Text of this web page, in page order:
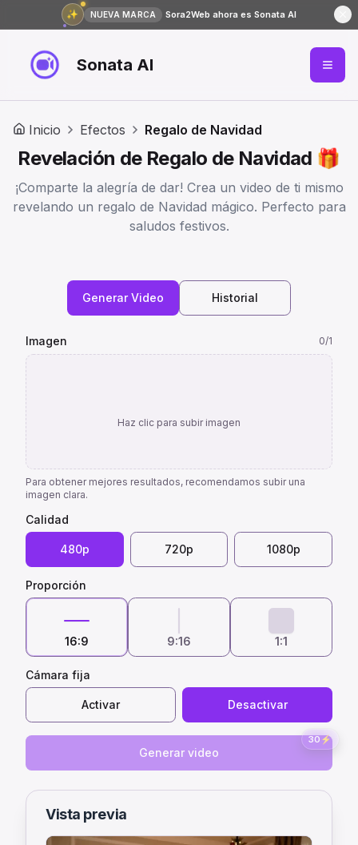
✨ NUEVA MARCA Sora2Web ahora es Sonata AI
Sonata AI
Inicio Efectos Regalo de Navidad
Revelación de Regalo de Navidad 🎁
¡Comparte la alegría de dar! Crea un video de ti mismo
revelando un regalo de Navidad mágico. Perfecto para
saludos festivos.
Generar Video Historial
Imagen 0/1
Haz clic para subir imagen
Para obtener mejores resultados, recomendamos subir una
imagen clara.
Calidad
480p 720p 1080p
Proporción
16:9 9:16 1:1
Cámara fija
Activar Desactivar
30 ⚡
Generar video
Vista previa